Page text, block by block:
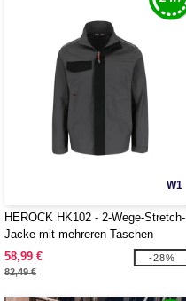
W1
HEROCK HK102 - 2-Wege-Stretch-
Jacke mit mehreren Taschen
58,99 €
82,49 €
-28%